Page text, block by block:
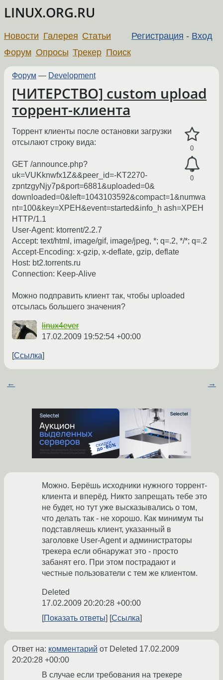
LINUX.ORG.RU
Регистрация - Вход
Новости Галерея Статьи
Форум Опросы Трекер Поиск
Форум — Development
[ЧИТЕРСТВО] custom upload
торрент-клиента
0
0
Торрент клиенты после остановки загрузки
отсылают строку вида:
GET /announce.php?
uk=VUKknwfx1Z&&peer_id=-KT2270-
zpntzgyNjy7p&port=6881&uploaded=0&
downloaded=0&left=1043103592&compact=1&numwa
nt=100&key=XPEH&event=started&info_h ash=XPEH
HTTP/1.1
User-Agent: ktorrent/2.2.7
Accept: text/html, image/gif, image/jpeg, *; q=.2, */*; q=.2
Accept-Encoding: x-gzip, x-deflate, gzip, deflate
Host: bt2.torrents.ru
Connection: Keep-Alive
Можно подправить клиент так, чтобы uploaded
отсылась большего значения?
linux4ever
17.02.2009 19:52:54 +00:00
Ссылка
← →
Можно. Берёшь исходники нужного торрент-
клиента и вперёд. Никто запрещать тебе это
не будет, но тут уже высказывались о том,
что делать так - не хорошо. Как минимум ты
подставляешь клиент, указанный в
заголовке User-Agent и администраторы
трекера если обнаружат это - просто
забанят его. При этом пострадают и
честные пользователи с тем же клиентом.
Deleted
17.02.2009 20:20:28 +00:00
Показать ответы
Ссылка
Ответ на: комментарий от Deleted 17.02.2009
20:20:28 +00:00
В случае если требования на трекере